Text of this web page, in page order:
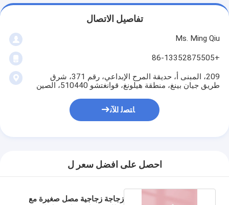
تفاصيل الاتصال
Ms. Ming Qiu
+86-13352875505
209، المبنى أ، حديقة المرح الإبداعي، رقم 371، شرق
طريق جيان بينغ، منطقة هيلونغ، قوانغتشو 510440، الصين
ﺎﺘﺼﻟ ﺍﻶﻧ
احصل على افضل سعر ل
زجاجة زجاجية مصل صغيرة مع